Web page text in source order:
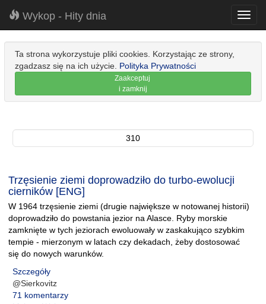
Wykop - Hity dnia
Ta strona wykorzystuje pliki cookies. Korzystając ze strony,
zgadzasz się na ich użycie. Polityka Prywatności
Zaakceptuj
i zamknij
310
Trzęsienie ziemi doprowadziło do turbo-ewolucji
cierników [ENG]
W 1964 trzęsienie ziemi (drugie największe w notowanej historii)
doprowadziło do powstania jezior na Alasce. Ryby morskie
zamknięte w tych jeziorach ewoluowały w zaskakująco szybkim
tempie - mierzonym w latach czy dekadach, żeby dostosować
się do nowych warunków.
Szczegóły
@Sierkovitz
71 komentarzy